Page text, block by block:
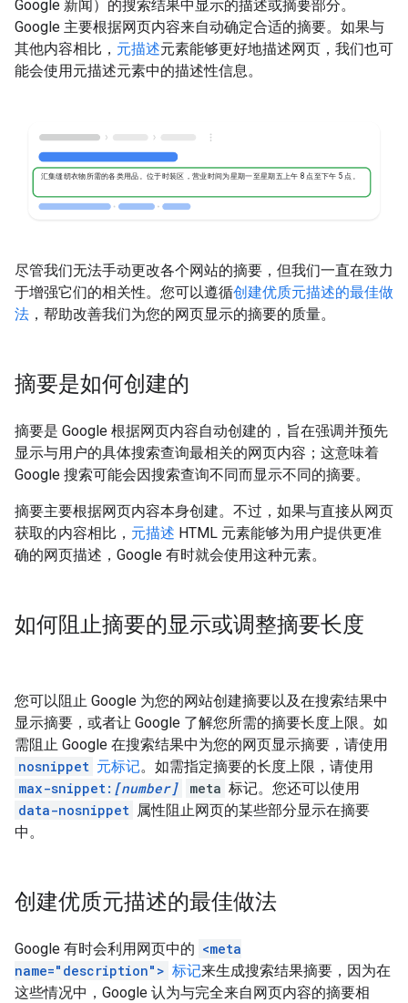
Google 新闻）的搜索结果中显示的描述或摘要部分。
Google 主要根据网页内容来自动确定合适的摘要。如果与
其他内容相比， 元描述元素能够更好地描述网页，我们也可
能会使用元描述元素中的描述性信息。
汇集缝纫衣物所需的各类用品。位于时装区，营业时间为星期一至星期五上午 8 点至下午 5 点。
尽管我们无法手动更改各个网站的摘要，但我们一直在致力
于增强它们的相关性。您可以遵循创建优质元描述的最佳做
法 ，帮助改善我们为您的网页显示的摘要的质量。
摘要是如何创建的
摘要是 Google 根据网页内容自动创建的，旨在强调并预先
显示与用户的具体搜索查询最相关的网页内容；这意味着
Google 搜索可能会因搜索查询不同而显示不同的摘要。
摘要主要根据网页内容本身创建。不过，如果与直接从网页
获取的内容相比， 元描述 HTML 元素能够为用户提供更准
确的网页描述，Google 有时就会使用这种元素。
如何阻止摘要的显示或调整摘要长度
您可以阻止 Google 为您的网站创建摘要以及在搜索结果中
显示摘要，或者让 Google 了解您所需的摘要长度上限。如
需阻止 Google 在搜索结果中为您的网页显示摘要，请使用
nosnippet 元标记。如需指定摘要的长度上限，请使用
max-snippet: [number] meta 标记。您还可以使用
data-nosnippet 属性阻止网页的某些部分显示在摘要
中。
创建优质元描述的最佳做法
Google 有时会利用网页中的 <meta
name="description"> 标记来生成搜索结果摘要，因为在
这些情况中，Google 认为与完全来自网页内容的摘要相